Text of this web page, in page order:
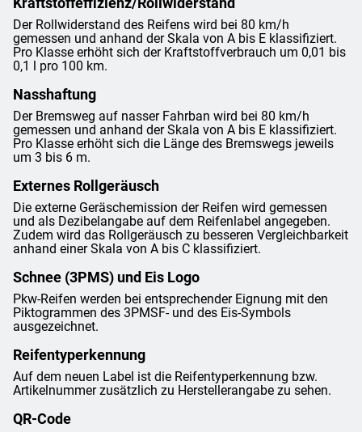
Der Rollwiderstand des Reifens wird bei 80 km/h
gemessen und anhand der Skala von A bis E klassifiziert.
Pro Klasse erhöht sich der Kraftstoffverbrauch um 0,01 bis
0,1 l pro 100 km.
Nasshaftung
Der Bremsweg auf nasser Fahrban wird bei 80 km/h
gemessen und anhand der Skala von A bis E klassifiziert.
Pro Klasse erhöht sich die Länge des Bremswegs jeweils
um 3 bis 6 m.
Externes Rollgeräusch
Die externe Geräschemission der Reifen wird gemessen
und als Dezibelangabe auf dem Reifenlabel angegeben.
Zudem wird das Rollgeräusch zu besseren Vergleichbarkeit
anhand einer Skala von A bis C klassifiziert.
Schnee (3PMS) und Eis Logo
Pkw-Reifen werden bei entsprechender Eignung mit den
Piktogrammen des 3PMSF- und des Eis-Symbols
ausgezeichnet.
Reifentyperkennung
Auf dem neuen Label ist die Reifentyperkennung bzw.
Artikelnummer zusätzlich zu Herstellerangabe zu sehen.
QR-Code